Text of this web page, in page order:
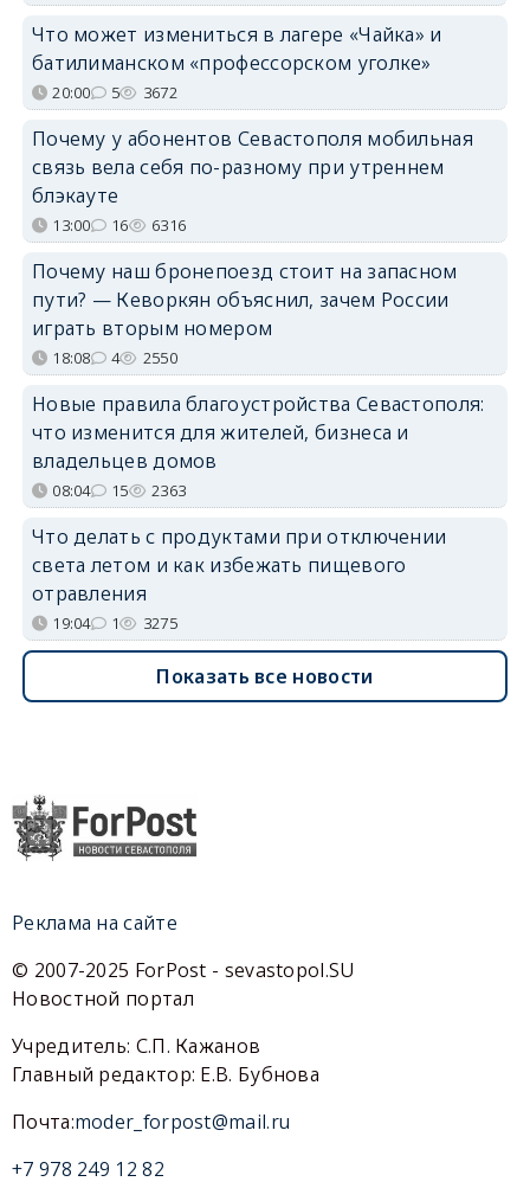
Что может измениться в лагере «Чайка» и
батилиманском «профессорском уголке»
20:00 5 3672
Почему у абонентов Севастополя мобильная
связь вела себя по-разному при утреннем
блэкауте
13:00 16 6316
Почему наш бронепоезд стоит на запасном
пути? — Кеворкян объяснил, зачем России
играть вторым номером
18:08 4 2550
Новые правила благоустройства Севастополя:
что изменится для жителей, бизнеса и
владельцев домов
08:04 15 2363
Что делать с продуктами при отключении
света летом и как избежать пищевого
отравления
19:04 1 3275
Показать все новости
Реклама на сайте
© 2007-2025 ForPost - sevastopol.SU
Новостной портал
Учредитель: С.П. Кажанов
Главный редактор: Е.В. Бубнова
Почта:moder_forpost@mail.ru
+7 978 249 12 82